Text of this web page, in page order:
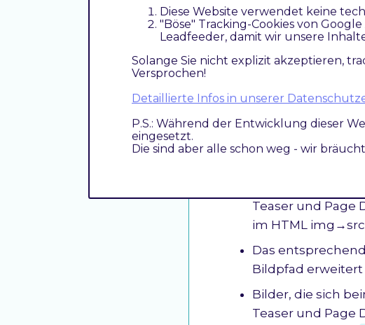
Das Modul greift
Teaser und Page
im HTML img→src
Das
Bildpfad
Bilder, die sich
Teaser und Page
Diese Website verwendet keine
"Böse" Tracking-Cookies von
Leadfeeder, damit wir unsere
Solange Sie nicht explizit akzeptieren,
Versprochen!
Detaillierte Infos in unserer
P.S.: Während der Entwicklung dieser
eingesetzt.
Die sind aber alle schon weg - wir